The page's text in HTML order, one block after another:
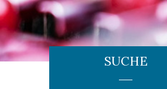
SUCHE